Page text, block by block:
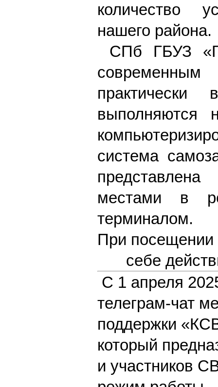
количество
нашего района.
СПб ГБУЗ
практически
выполняются
система
местами в
терминалом.
При посещении
себе
С 1 апреля
телеграм-чат
поддержки
который
и участников